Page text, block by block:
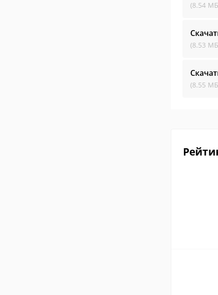
(8.54
(8.53
(8.55